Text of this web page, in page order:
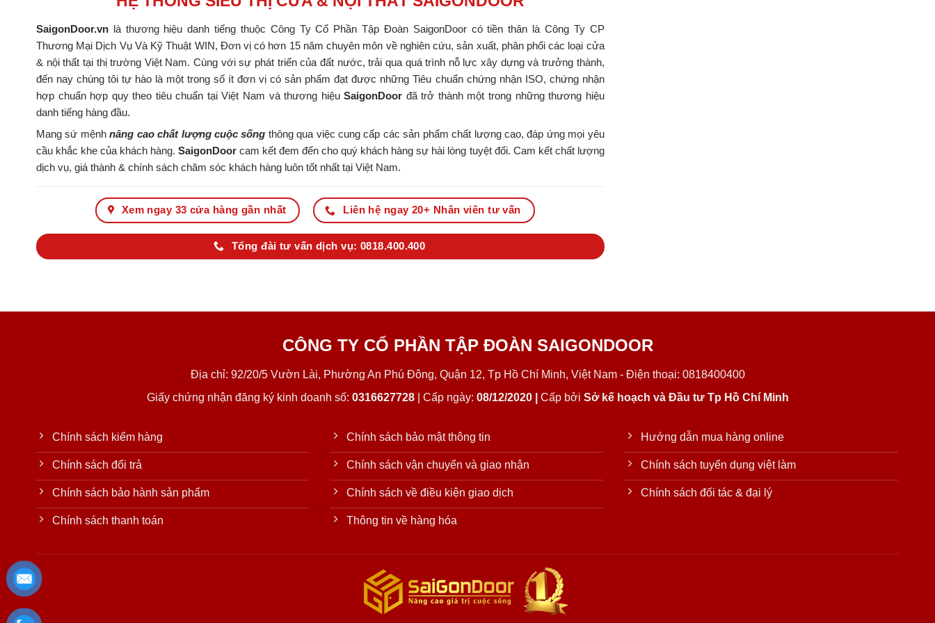
SaigonDoor.vn là thương hiệu danh tiếng thuộc Công Ty Cổ Phần Tập Đoàn SaigonDoor có tiền thân là Công Ty CP
Thương Mại Dịch Vụ Và Kỹ Thuật WIN, Đơn vị có hơn 15 năm chuyên môn về nghiên cứu, sản xuất, phân phối các loại cửa
& nội thất tại thị trường Việt Nam. Cùng với sự phát triển của đất nước, trải qua quá trình nỗ lực xây dựng và trưởng thành,
đến nay chúng tôi tự hào là một trong số ít đơn vị có sản phẩm đạt được những Tiêu chuẩn chứng nhận ISO, chứng nhận
hợp chuẩn hợp quy theo tiêu chuẩn tại Việt Nam và thương hiệuSaigonDoor đã trở thành một trong những thương hiệu
danh tiếng hàng đầu.
Mang sứ mệnhnâng cao chất lượng cuộc sống thông qua việc cung cấp các sản phẩm chất lượng cao, đáp ứng mọi yêu
cầu khắc khe của khách hàng.SaigonDoor cam kết đem đến cho quý khách hàng sự hài lòng tuyệt đối. Cam kết chất lượng
dịch vụ, giá thành & chính sách chăm sóc khách hàng luôn tốt nhất tại Việt Nam.
Xem ngay 33 cửa hàng gần nhất Liên hệ ngay 20+ Nhân viên tư vấn
Tổng đài tư vấn dịch vụ: 0818.400.400
CÔNG TY CỔ PHẦN TẬP ĐOÀN SAIGONDOOR
Địa chỉ: 92/20/5 Vườn Lài, Phường An Phú Đông, Quận 12, Tp Hồ Chí Minh, Việt Nam - Điện thoại: 0818400400
Giấy chứng nhận đăng ký kinh doanh số: 0316627728| Cấp ngày: 08/12/2020 | Cấp bởi Sở kế hoạch và Đầu tư Tp Hồ Chí Minh
Chính sách kiểm hàng
Chính sách đổi trả
Chính sách bảo hành sản phẩm
Chính sách thanh toán
Chính sách bảo mật thông tin
Chính sách vận chuyển và giao nhận
Chính sách về điều kiện giao dịch
Thông tin về hàng hóa
Hướng dẫn mua hàng online
Chính sách tuyển dụng việt làm
Chính sách đối tác & đại lý